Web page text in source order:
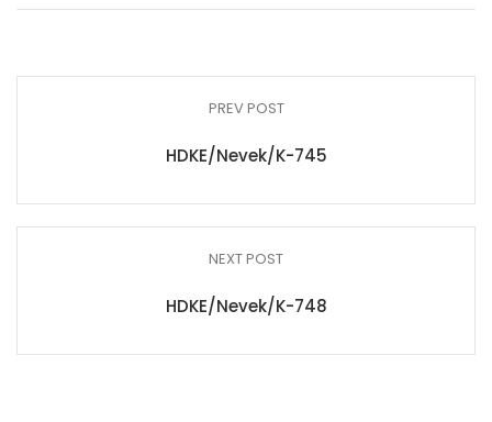
PREV POST
HDKE/Nevek/K-745
NEXT POST
HDKE/Nevek/K-748